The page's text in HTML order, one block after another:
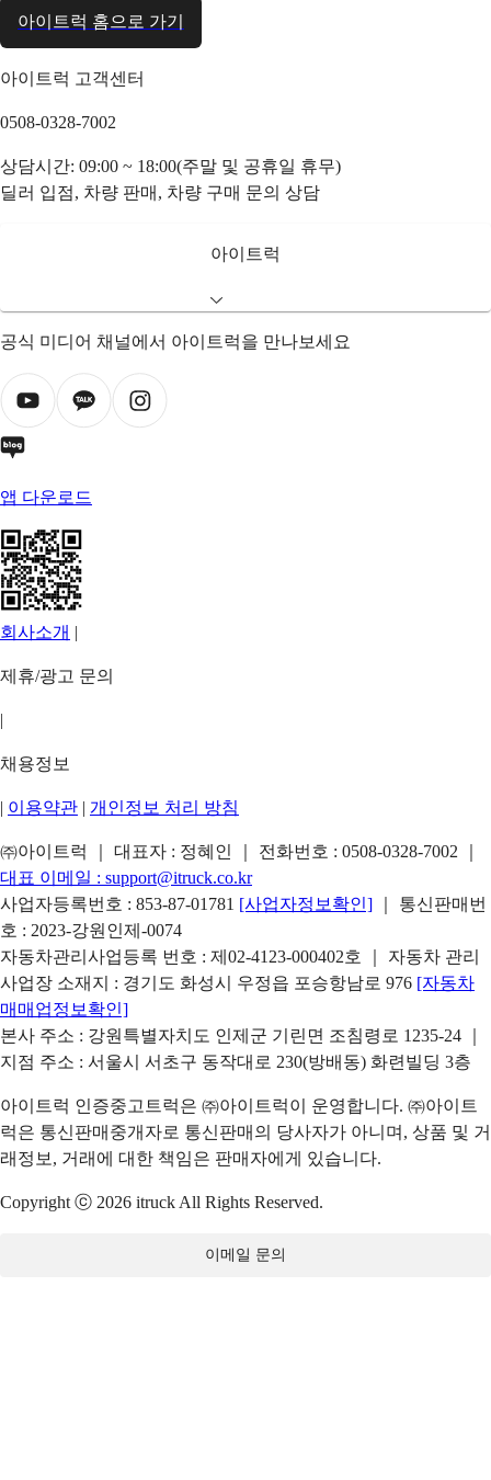
아이트럭 홈으로 가기
아이트럭 고객센터
0508-0328-7002
상담시간: 09:00 ~ 18:00(주말 및 공휴일 휴무)
딜러 입점, 차량 판매, 차량 구매 문의 상담
아이트럭
공식 미디어 채널에서 아이트럭을 만나보세요
앱 다운로드
회사소개 |
제휴/광고 문의
|
채용정보
| 이용약관 | 개인정보 처리 방침
㈜아이트럭 ｜ 대표자 : 정혜인 ｜ 전화번호 : 0508-0328-7002
대표 이메일 : support@itruck.co.kr
사업자등록번호 : 853-87-01781 [사업자정보확인]
｜ 통신판매번
호 : 2023-강원인제-0074
자동차관리사업등록 번호 : 제02-4123-000402호 ｜ 자동차 관리
사업장 소재지 : 경기도 화성시 우정읍 포승항남로 976 [자동차
매매업정보확인]
본사 주소 : 강원특별자치도 인제군 기린면 조침령로 1235-24 ｜
지점 주소 : 서울시 서초구 동작대로 230(방배동) 화련빌딩 3층
아이트럭 인증중고트럭은 ㈜아이트럭이 운영합니다. ㈜아이트
럭은 통신판매중개자로 통신판매의 당사자가 아니며, 상품 및 거
래정보, 거래에 대한 책임은 판매자에게 있습니다.
Copyright ⓒ 2026 itruck All Rights Reserved.
이메일 문의